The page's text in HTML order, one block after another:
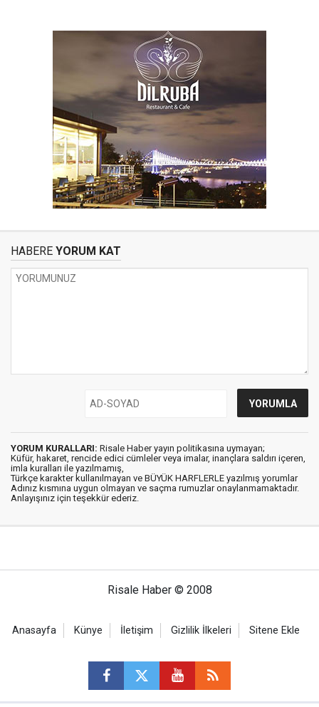
HABERE YORUM KAT
YORUM KURALLARI: Risale Haber yayın politikasına uymayan;
Küfür, hakaret, rencide edici cümleler veya imalar, inançlara saldırı içeren,
imla kuralları ile yazılmamış,
Türkçe karakter kullanılmayan ve BÜYÜK HARFLERLE yazılmış yorumlar
Adınız kısmına uygun olmayan ve saçma rumuzlar onaylanmamaktadır.
Anlayışınız için teşekkür ederiz.
Risale Haber © 2008
Anasayfa Künye İletişim Gizlilik İlkeleri Sitene Ekle